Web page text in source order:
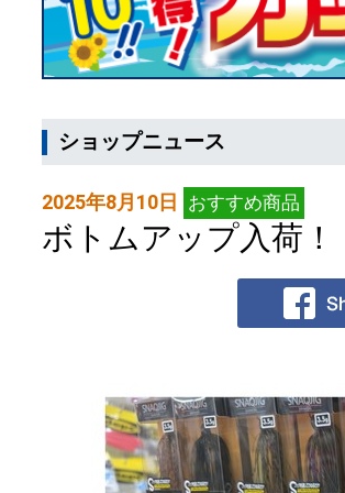
ショップニュース
2025年8月10日 おすすめ商品
ボトムアップ入荷！